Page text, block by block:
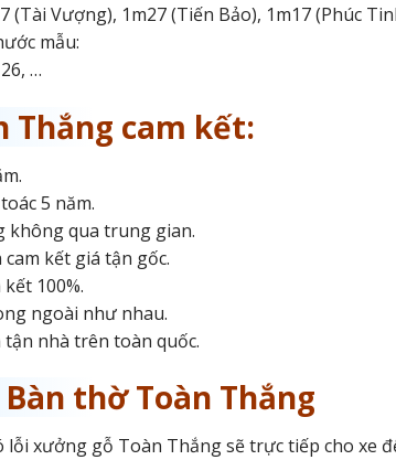
(Tài Vượng), 1m27 (Tiến Bảo), 1m17 (Phúc
mẫu:
…
Thắng cam kết:
5 năm.
không qua trung gian.
kết giá tận gốc.
100%.
ngoài như nhau.
nhà trên toàn quốc.
thờ Toàn Thắng
lỗi xưởng gỗ Toàn Thắng sẽ trực tiếp cho xe